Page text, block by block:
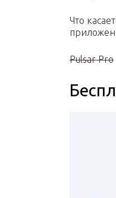
Что
Pulsar Pro